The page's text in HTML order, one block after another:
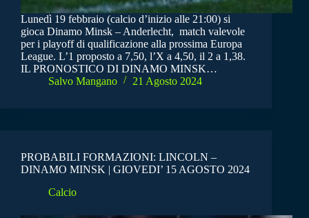
Lunedì 19 febbraio (calcio d’inizio alle 21:00) si
gioca Dinamo Minsk – Anderlecht, match valevole
per i playoff di qualificazione alla prossima Europa
League. L’1 proposto a 7,50, l’X a 4,50, il 2 a 1,38.
IL PRONOSTICO DI DINAMO MINSK…
Salvo Mangano
21 Agosto 2024
PROBABILI FORMAZIONI: LINCOLN –
DINAMO MINSK | GIOVEDI’ 15 AGOSTO 2024
Calcio